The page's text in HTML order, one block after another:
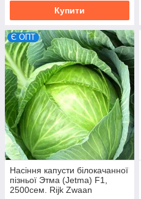
Купити
Є ОПТ
Насіння капусти білокачанної
пізньої Этма (Jetma) F1,
2500сем. Rijk Zwaan